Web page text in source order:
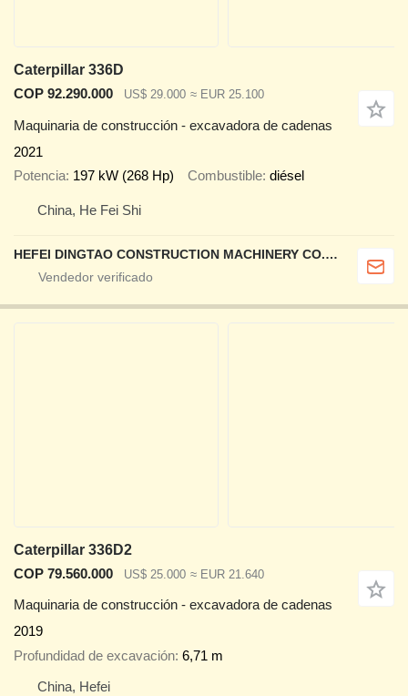
Caterpillar 336D
COP 92.290.000
US$ 29.000 ≈ EUR 25.100
Maquinaria de construcción - excavadora de cadenas
2021
Potencia 197 kW (268 Hp) Combustible diésel
China, He Fei Shi
HEFEI DINGTAO CONSTRUCTION MACHINERY CO., LIMITED
Caterpillar 336D2
COP 79.560.000
US$ 25.000 ≈ EUR 21.640
Maquinaria de construcción - excavadora de cadenas
2019
Profundidad de excavación 6,71 m
China, Hefei